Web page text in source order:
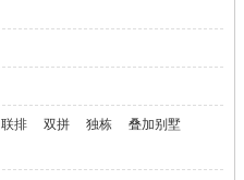
联排 双拼 独栋
叠加别墅